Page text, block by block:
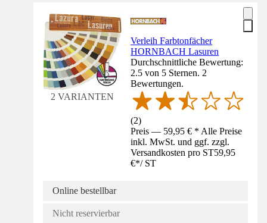
2 VARIANTEN
Verleih Farbtonfächer
HORNBACH Lasuren
Durchschnittliche Bewertung:
2.5 von 5 Sternen. 2
Bewertungen.
(2)
Preis — 59,95 € * Alle Preise
inkl. MwSt. und ggf. zzgl.
Versandkosten pro ST59,95
€*/ ST
Online bestellbar
Nicht reservierbar